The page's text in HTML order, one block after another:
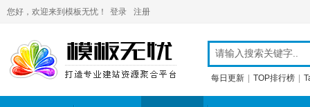
您好，欢迎来到模板无忧！ 登录 注册
每日更新 TOP排行榜